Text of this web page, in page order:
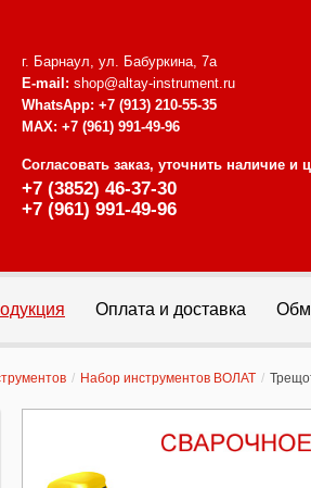
г. Барнаул, ул. Бабуркина, 7а
E-mail: shop@altay-instrument.ru
WhatsApp: +7 (913) 210-55-35
MAX: +7 (961) 991-49-96
Согласовать заказ, уточнить наличие и
+7 (3852) 46-37-30
+7 (961) 991-49-96
Оплата и доставка
/ Набор инструментов ВОЛАТ /